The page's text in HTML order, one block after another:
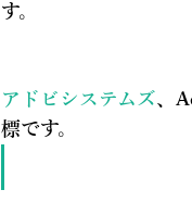
す。
アドビシステムズ、
標です。